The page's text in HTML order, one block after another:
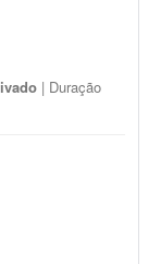
| Duração